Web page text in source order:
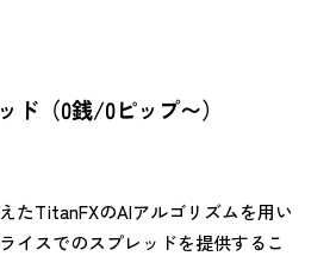
ド（0銭/0ピップ〜）
たTitanFXのAIアルゴリズムを用い
イスでのスプレッドを提供するこ